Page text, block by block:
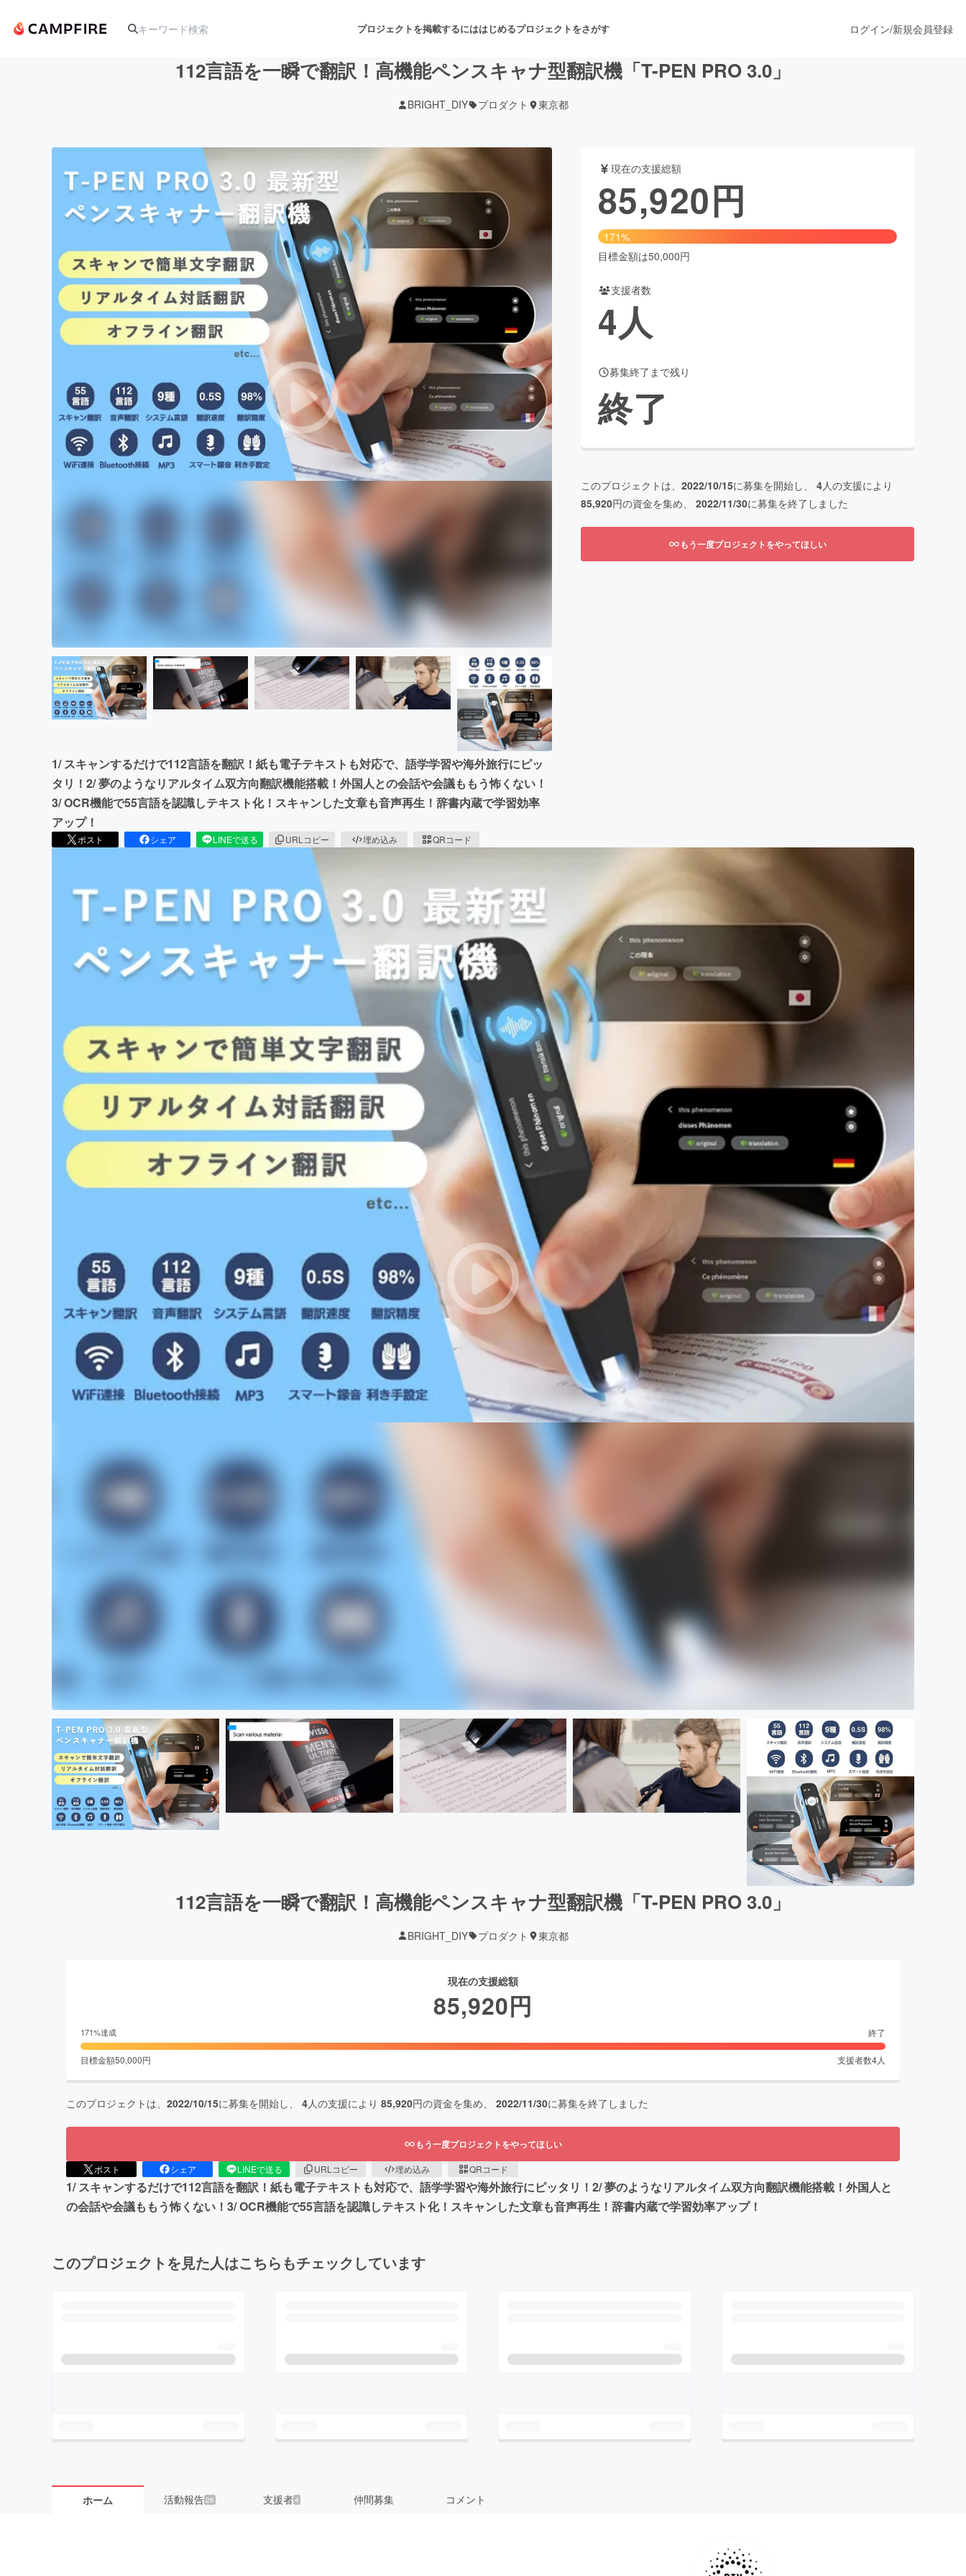
プロジェクトを掲載するにははじめるプロジェクトをさがす
アート・写真 舞台・パフォーマンス
テクノロジー・ガジェット ゲーム・サービス開発 ファッション
映像・映画 書籍・雑誌出版
ビジネス・起業 チャレンジ ビューティー・ヘルスケア
まちづくり・地域活性化
CAMPFIRE for Social GoodCAMPFIRE Creation
CAMPFIREふるさと納税machi-yaコミュニティ
ログイン/新規会員登録
112言語を一瞬で翻訳！高機能ペンスキャナ型翻訳機「T-PEN PRO 3.0」
BRIGHT_DIY プロダクト 東京都
1/ スキャンするだけで112言語を翻訳！紙も電子テキストも対応で、語学学習や海外旅行にピッ
タリ！2/ 夢のようなリアルタイム双方向翻訳機能搭載！外国人との会話や会議ももう怖くない！
3/ OCR機能で55言語を認識しテキスト化！スキャンした文章も音声再生！辞書内蔵で学習効率
アップ！
ポスト シェア LINEで送る URLコピー 埋め込み QRコード
現在の支援総額
85,920円
171%
目標金額は50,000円
支援者数
4人
募集終了まで残り
終了
このプロジェクトは、 2022/10/15に募集を開始し、 4人の支援により
85,920円の資金を集め、 2022/11/30に募集を終了しました
もう一度プロジェクトをやってほしい
112言語を一瞬で翻訳！高機能ペンスキャナ型翻訳機「T-PEN PRO 3.0」
BRIGHT_DIY プロダクト 東京都
現在の支援総額
85,920円
171%達成 終了
目標金額50,000円 支援者数4人
このプロジェクトは、 2022/10/15に募集を開始し、 4人の支援により 85,920円の資金を集め、 2022/11/30に募集を終了しました
もう一度プロジェクトをやってほしい
ポスト シェア LINEで送る URLコピー 埋め込み QRコード
1/ スキャンするだけで112言語を翻訳！紙も電子テキストも対応で、語学学習や海外旅行にピッタリ！2/ 夢のようなリアルタイム双方向翻訳機能搭載！外国人と
の会話や会議ももう怖くない！3/ OCR機能で55言語を認識しテキスト化！スキャンした文章も音声再生！辞書内蔵で学習効率アップ！
このプロジェクトを見た人はこちらもチェックしています
ホーム 活動報告26 支援者4 仲間募集 コメント